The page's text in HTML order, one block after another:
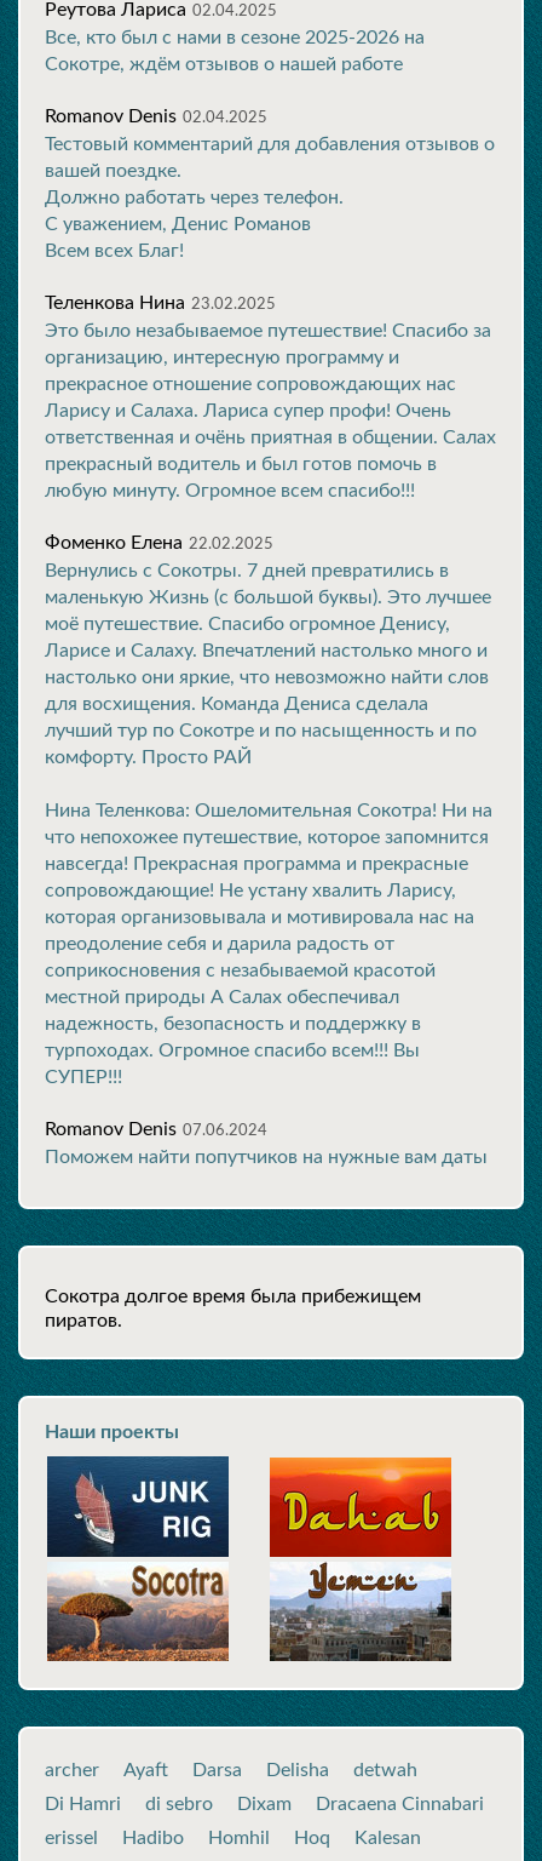
Реутова Лариса 02.04.2025
Все, кто был с нами в сезоне 2025-2026 на
Сокотре, ждём отзывов о нашей работе
Romanov Denis 02.04.2025
Тестовый комментарий для добавления отзывов о
вашей поездке.
Должно работать через телефон.
С уважением, Денис Романов
Всем всех Благ!
Теленкова Нина 23.02.2025
Это было незабываемое путешествие! Спасибо за
организацию, интересную программу и
прекрасное отношение сопровождающих нас
Ларису и Салаха. Лариса супер профи! Очень
ответственная и очёнь приятная в общении. Салах
прекрасный водитель и был готов помочь в
любую минуту. Огромное всем спасибо!!!
Фоменко Елена 22.02.2025
Вернулись с Сокотры. 7 дней превратились в
маленькую Жизнь (с большой буквы). Это лучшее
моё путешествие. Спасибо огромное Денису,
Ларисе и Салаху. Впечатлений настолько много и
настолько они яркие, что невозможно найти слов
для восхищения. Команда Дениса сделала
лучший тур по Сокотре и по насыщенность и по
комфорту. Просто РАЙ
Нина Теленкова: Ошеломительная Сокотра! Ни на
что непохожее путешествие, которое запомнится
навсегда! Прекрасная программа и прекрасные
сопровождающие! Не устану хвалить Ларису,
которая организовывала и мотивировала нас на
преодоление себя и дарила радость от
соприкосновения с незабываемой красотой
местной природы А Салах обеспечивал
надежность, безопасность и поддержку в
турпоходах. Огромное спасибо всем!!! Вы
СУПЕР!!!
Romanov Denis 07.06.2024
Поможем найти попутчиков на нужные вам даты
Cокотра долгое время была прибежищем
пиратов.
Наши проекты
archer Ayaft Darsa Delisha
detwah
Di Hamri
di sebro Dixam
Dracaena Cinnabari
erissel
Hadibo Homhil Hoq
Kalesan